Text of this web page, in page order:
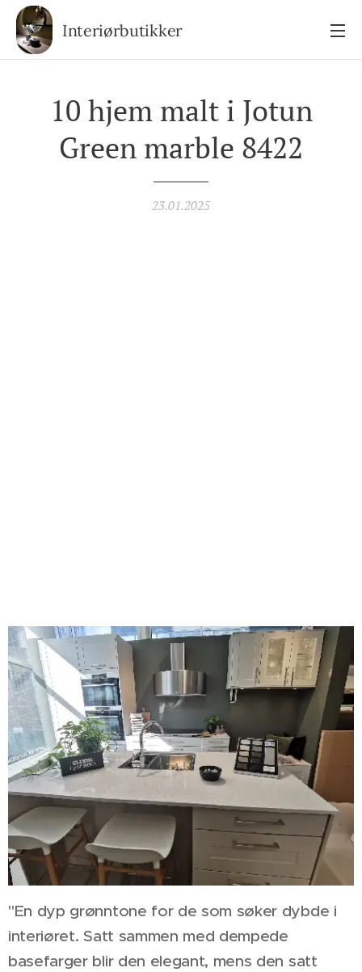
Interiørbutikker
10 hjem malt i Jotun
Green marble 8422
23.01.2025
"En dyp grønntone for de som søker dybde i
interiøret. Satt sammen med dempede
basefarger blir den elegant, mens den satt